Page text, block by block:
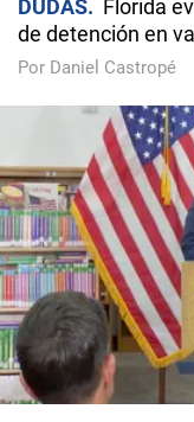
DUDAS
Florida
de detención en
Por Daniel Castropé